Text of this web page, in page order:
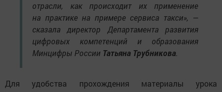
отрасли, как происходит их применение
на практике на примере сервиса такси», —
сказала директор Департамента развития
цифровых компетенций и образования
Минцифры России Татьяна Трубникова.
Для удобства прохождения материалы урока